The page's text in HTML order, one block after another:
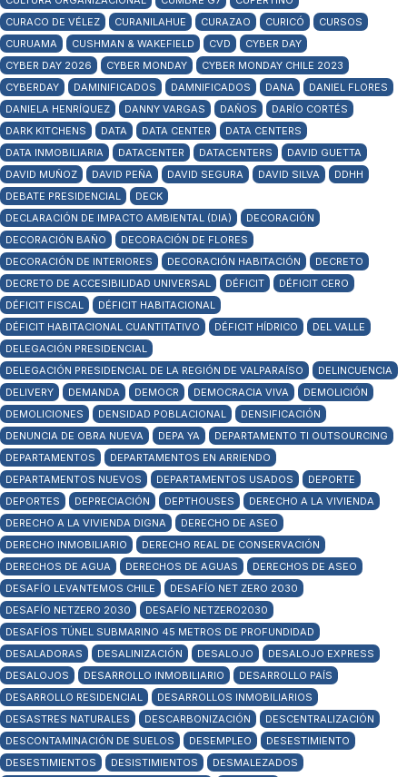
CURACO DE VÉLEZ
CURANILAHUE CURAZAO CURICÓ
CURSOS
CURUAMA
CUSHMAN & WAKEFIELD CVD
CYBER DAY
CYBER DAY 2026
CYBER MONDAY
CYBER MONDAY CHILE 2023
CYBERDAY
DAMINIFICADOS DAMNIFICADOS DANA
DANIEL FLORES
DANIELA HENRÍQUEZ
DANNY VARGAS DAÑOS
DARÍO CORTÉS
DARK KITCHENS
DATA DATA CENTER
DATA CENTERS
DATA INMOBILIARIA
DATACENTER DATACENTERS
DAVID GUETTA
DAVID MUÑOZ
DAVID PEÑA DAVID SEGURA DAVID SILVA
DDHH
DEBATE PRESIDENCIAL
DECK
DECLARACIÓN DE IMPACTO AMBIENTAL (DIA)
DECORACIÓN
DECORACIÓN BAÑO
DECORACIÓN DE FLORES
DECORACIÓN DE INTERIORES
DECORACIÓN HABITACIÓN
DECRETO
DECRETO DE ACCESIBILIDAD UNIVERSAL
DÉFICIT
DÉFICIT CERO
DÉFICIT FISCAL
DÉFICIT HABITACIONAL
DÉFICIT HABITACIONAL CUANTITATIVO
DÉFICIT HÍDRICO
DEL VALLE
DELEGACIÓN PRESIDENCIAL
DELEGACIÓN PRESIDENCIAL DE LA REGIÓN DE VALPARAÍSO
DELINCUENCIA
DELIVERY
DEMANDA DEMOCR DEMOCRACIA VIVA
DEMOLICIÓN
DEMOLICIONES
DENSIDAD POBLACIONAL
DENSIFICACIÓN
DENUNCIA DE OBRA NUEVA
DEPA YA
DEPARTAMENTO TI OUTSOURCING
DEPARTAMENTOS
DEPARTAMENTOS EN ARRIENDO
DEPARTAMENTOS NUEVOS
DEPARTAMENTOS USADOS
DEPORTE
DEPORTES
DEPRECIACIÓN DEPTHOUSES
DERECHO A LA VIVIENDA
DERECHO A LA VIVIENDA DIGNA
DERECHO DE ASEO
DERECHO INMOBILIARIO
DERECHO REAL DE CONSERVACIÓN
DERECHOS DE AGUA
DERECHOS DE AGUAS
DERECHOS DE ASEO
DESAFÍO LEVANTEMOS CHILE
DESAFÍO NET ZERO 2030
DESAFÍO NETZERO 2030
DESAFÍO NETZERO2030
DESAFÍOS TÚNEL SUBMARINO 45 METROS DE PROFUNDIDAD
DESALADORAS
DESALINIZACIÓN DESALOJO
DESALOJO EXPRESS
DESALOJOS
DESARROLLO INMOBILIARIO
DESARROLLO PAÍS
DESARROLLO RESIDENCIAL
DESARROLLOS INMOBILIARIOS
DESASTRES NATURALES
DESCARBONIZACIÓN
DESCENTRALIZACIÓN
DESCONTAMINACIÓN DE SUELOS
DESEMPLEO
DESESTIMIENTO
DESESTIMIENTOS
DESISTIMIENTOS
DESMALEZADOS